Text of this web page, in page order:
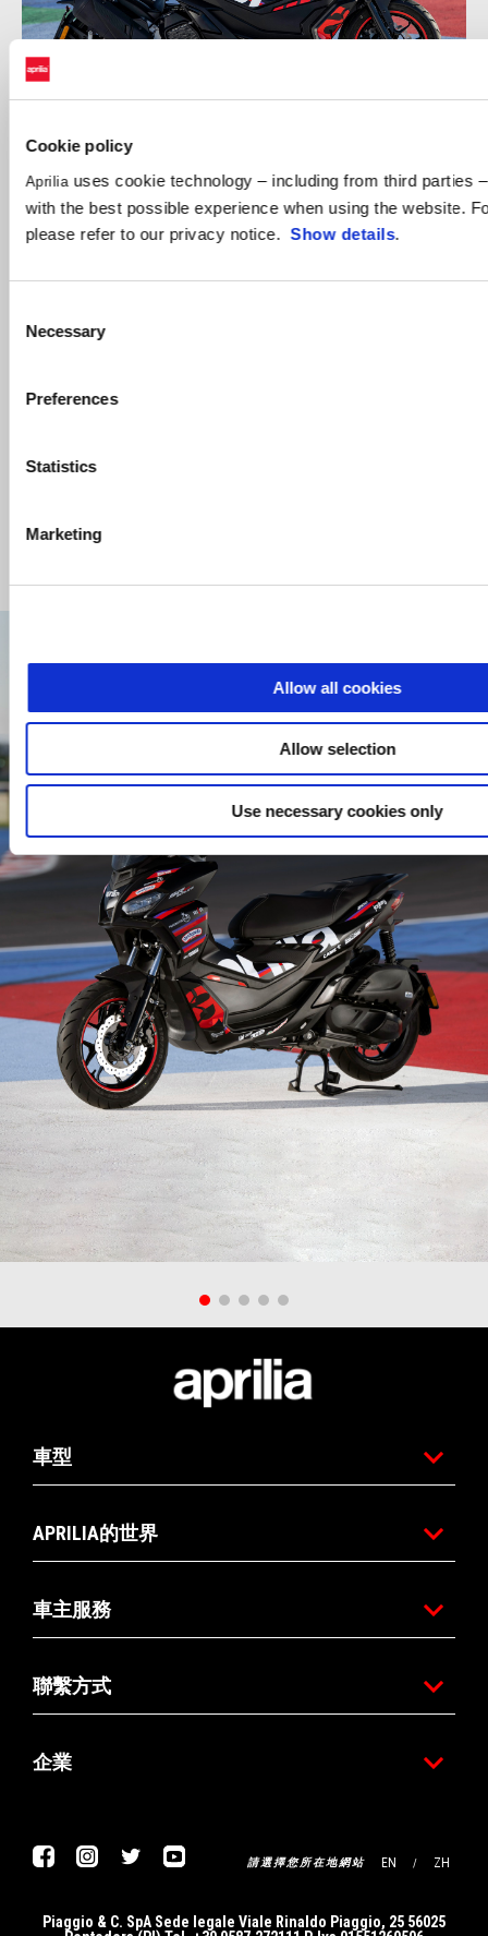
Cookie policy
Aprilia uses cookie technology – including from third parties
with the best possible experience when using the website.
please refer to our privacy notice.Show details.
Selection
Necessary
Preferences
Statistics
Marketing
Allow all cookies
Allow selection
Use necessary cookies only
車型
APRILIA的世界
車主服務
聯繫方式
企業
FacebookInstagram
Twitter Youtube請選擇您所在地網站 EN ZH
Piaggio & C. SpA Sede legale Viale Rinaldo Piaggio, 25 56025